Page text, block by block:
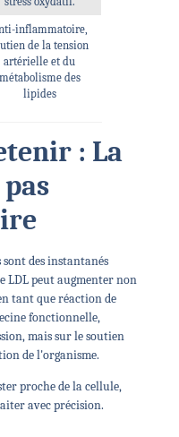
inflammatoire,
de la tension
artérielle et du
métabolisme des
lipides
: La
sont des instantanés
LDL peut augmenter non
tant que réaction de
fonctionnelle,
mais sur le soutien
de l'organisme.
proche de la cellule,
avec précision.